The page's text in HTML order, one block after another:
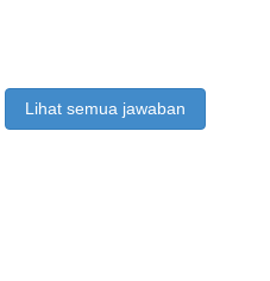
Lihat semua jawaban